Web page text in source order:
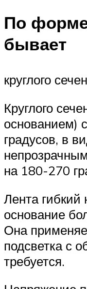
По
бывает
круглого
Круглого
основанием)
градусов, в
на 180-270
Лента гибкий
основание
Она
подсветка с
требуется.